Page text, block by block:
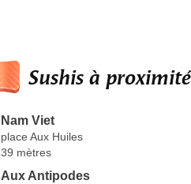
Sushis à proximité
Nam Viet
place Aux Huiles
39 mètres
Aux Antipodes